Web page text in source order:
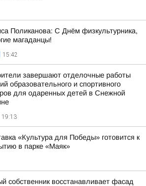
Поликанова: С Днём физкультурника,
магаданцы!
15:42
завершают отделочные работы
образовательного и спортивного
для одаренных детей в Снежной
19:13
«Культура для Победы» готовится к
в парке «Маяк»
собственник восстанавливает фасад